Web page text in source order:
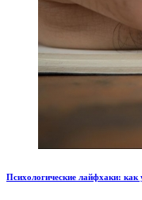
Психологические лайфхаки: как